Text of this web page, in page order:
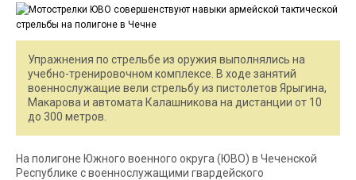
Упражнения по стрельбе из оружия выполнялись на
учебно-тренировочном комплексе. В ходе занятий
военнослужащие вели стрельбу из пистолетов Ярыгина,
Макарова и автомата Калашникова на дистанции от 10
до 300 метров.
На полигоне Южного военного округа (ЮВО) в Чеченской
Республике с военнослужащими гвардейского